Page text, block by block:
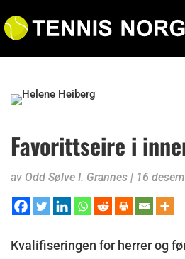
Favorittseire i
av Odd Sølve I. Grannes | 16
Kvalifiseringen for herrer og